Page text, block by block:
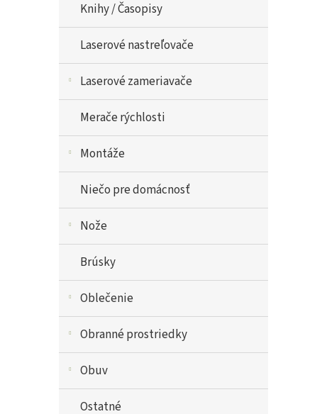
Knihy / Časopisy
Laserové nastreľovače
Laserové zameriavače
Merače rýchlosti
Montáže
Niečo pre domácnosť
Nože
Brúsky
Oblečenie
Obranné prostriedky
Obuv
Ostatné